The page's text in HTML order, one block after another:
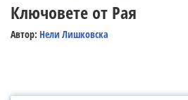
Ключовете от Рая
Автор: Нели Лишковска